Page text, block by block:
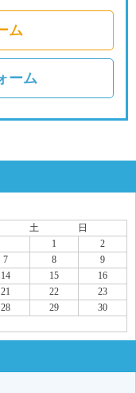
ム
ーム
土
日
1
2
7 8
9
14 15
16
21 22
23
28 29
30